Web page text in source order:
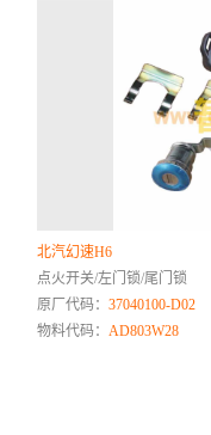
北汽幻速H6
点火开关/左门锁/尾门锁
原厂代码：37040100-D02
物料代码：AD803W28